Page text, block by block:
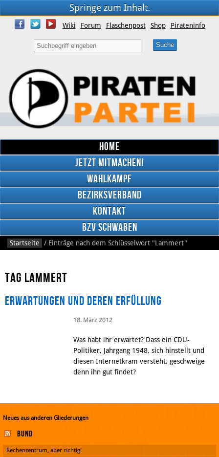
Springe zum Inhalt.
Wiki Forum Flaschenpost Shop Pirateninfo
Home
Jetzt mitmachen!
Wahlkampf
Bezirksverband
Kontakt
BzV Schwaben
Startseite / Einträge nach dem Schlüsselwort "Lammert"
Tag Lammert
Erwartungen und deren Erfüllung
18. März 2012
Was habt ihr erwartet? Dass ein CDU-
Politiker, Jahrgang 1948, sich hinstellt und
diesen Internetkram versteht, geschweige
denn ihn gut findet?
Neues aus anderen Gliederungen
Bund
Rechenzentrum, aber richtig!